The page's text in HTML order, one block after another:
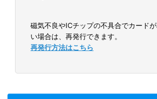
磁気不良やICチップの不具合でカード
い場合は、再発行できます。
再発行方法はこちら